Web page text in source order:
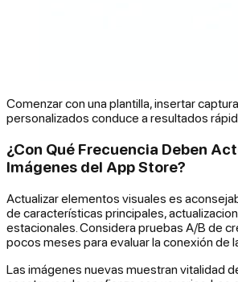
Comenzar con una plantilla, insertar
personalizados conduce a resultados
¿Con Qué Frecuencia Deben
Imágenes del App Store?
Actualizar elementos visuales es
de características principales,
estacionales. Considera pruebas A/B de
pocos meses para evaluar la conexión de
Las imágenes nuevas muestran vitalidad